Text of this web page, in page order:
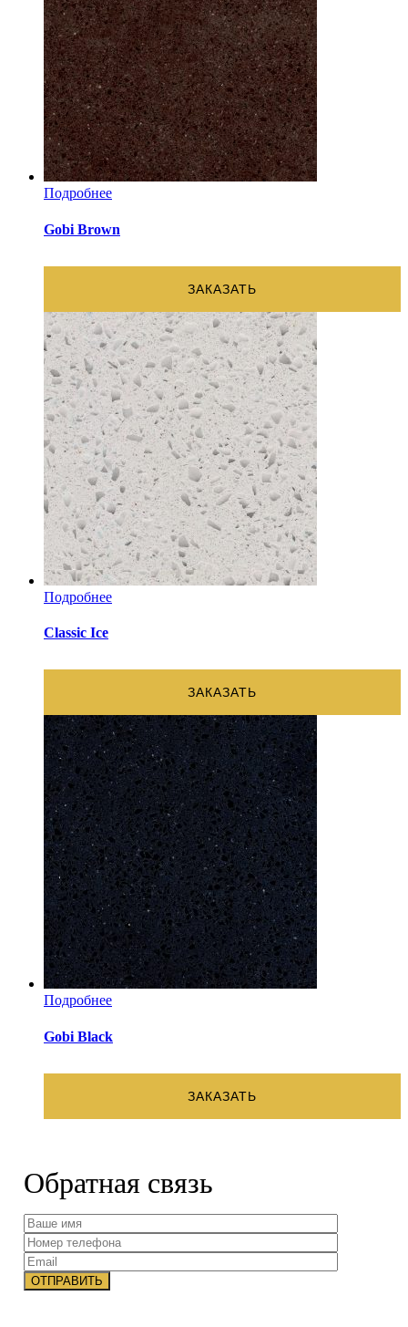
Подробнее
Gobi Brown
ЗАКАЗАТЬ
Подробнее
Classic Ice
ЗАКАЗАТЬ
Подробнее
Gobi Black
ЗАКАЗАТЬ
Обратная связь